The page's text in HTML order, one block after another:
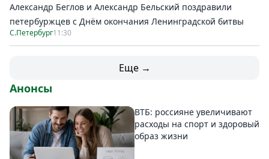
Александр Беглов и Александр Бельский поздравили
петербуржцев с Днём окончания Ленинградской битвы
С.Петербург11:30
Еще →
Анонсы
ВТБ: россияне увеличивают
расходы на спорт и здоровый
образ жизни